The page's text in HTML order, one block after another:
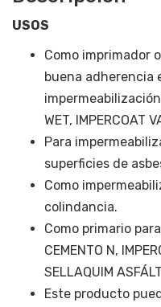
USOS
Como imprimador
buena adherencia
impermeabilización
WET, IMPERCOAT
Para
superficies de
Como
colindancia.
Como primario
CEMENTO N,
SELLAQUIM
Este producto